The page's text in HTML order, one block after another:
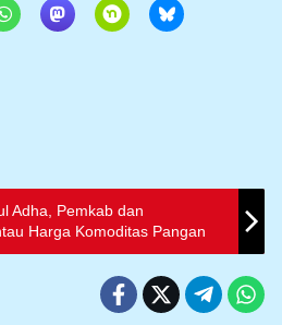
Adha, Pemkab dan
Harga Komoditas Pangan